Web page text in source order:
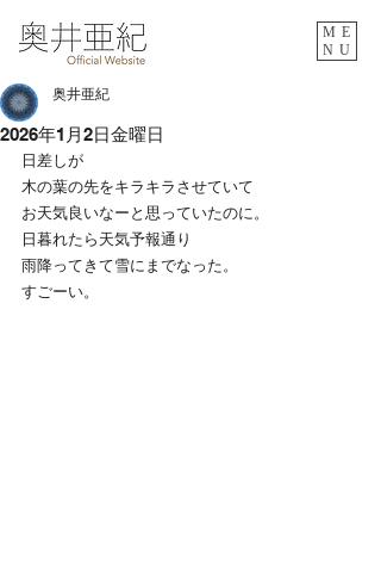
ME
NU
2026年1月2日金曜日
奥井亜紀
日差しが
木の葉の先をキラキラさせていて
お天気良いなーと思っていたのに。
日暮れたら天気予報通り
雨降ってきて雪にまでなった。
すごーい。